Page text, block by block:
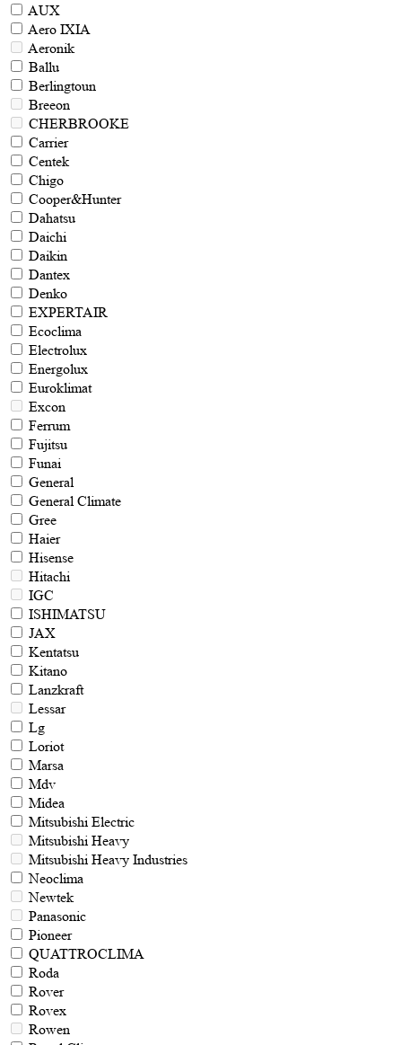
AUX
Aero IXIA
Aeronik
Ballu
Berlingtoun
Breeon
CHERBROOKE
Carrier
Centek
Chigo
Cooper&Hunter
Dahatsu
Daichi
Daikin
Dantex
Denko
EXPERTAIR
Ecoclima
Electrolux
Energolux
Euroklimat
Excon
Ferrum
Fujitsu
Funai
General
General Climate
Gree
Haier
Hisense
Hitachi
IGC
ISHIMATSU
JAX
Kentatsu
Kitano
Lanzkraft
Lessar
Lg
Loriot
Marsa
Mdv
Midea
Mitsubishi Electric
Mitsubishi Heavy
Mitsubishi Heavy Industries
Neoclima
Newtek
Panasonic
Pioneer
QUATTROCLIMA
Roda
Rover
Rovex
Rowen